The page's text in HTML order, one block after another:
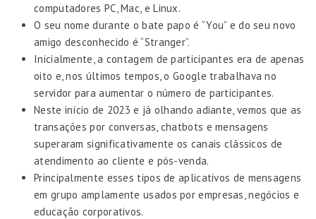
computadores PC, Mac, e Linux.
O seu nome durante o bate papo é “You” e do seu novo
amigo desconhecido é “Stranger”.
Inicialmente, a contagem de participantes era de apenas
oito e, nos últimos tempos, o Google trabalhava no
servidor para aumentar o número de participantes.
Neste início de 2023 e já olhando adiante, vemos que as
transações por conversas, chatbots e mensagens
superaram significativamente os canais clássicos de
atendimento ao cliente e pós-venda.
Principalmente esses tipos de aplicativos de mensagens
em grupo amplamente usados por empresas, negócios e
educação corporativos.